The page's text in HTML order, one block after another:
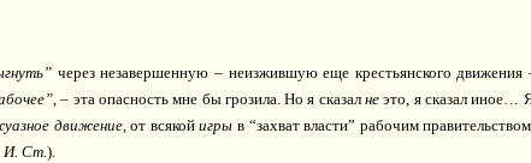
через незавершенную – неизжившую еще крестьянского
, – эта опасность мне бы грозила. Но я сказалне это, я сказал иное…
движение, от всякойигры в “захват власти” рабочим
И. Ст.).